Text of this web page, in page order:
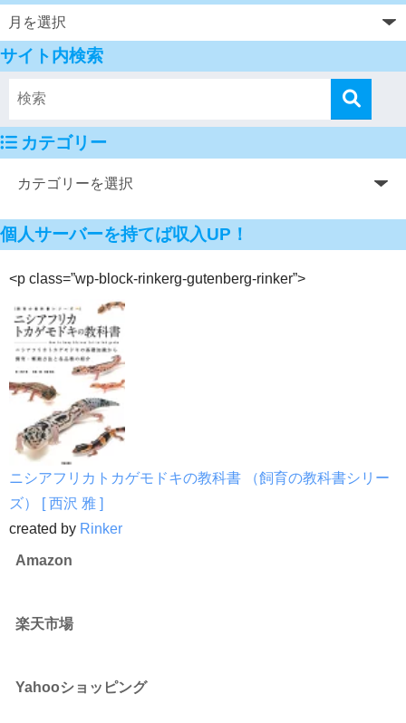
サイト内検索
カテゴリー
個人サーバーを持てば収入UP！
<p class=”wp-block-rinkerg-gutenberg-rinker”>
ニシアフリカトカゲモドキの教科書 （飼育の教科書シリー
ズ） [ 西沢 雅 ]
created by Rinker
Amazon
楽天市場
Yahooショッピング